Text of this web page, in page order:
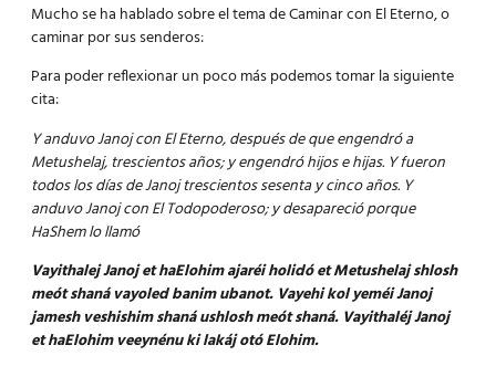
Mucho se ha hablado sobre el tema de Caminar con El Eterno, o
caminar por sus senderos:
Para poder reflexionar un poco más podemos tomar la siguiente
cita:
Y anduvo Janoj con El Eterno, después de que engendró a
Metushelaj, trescientos años; y engendró hijos e hijas. Y fueron
todos los días de Janoj trescientos sesenta y cinco años. Y
anduvo Janoj con El Todopoderoso; y desapareció porque
HaShem lo llamó
Vayithalej Janoj et haElohim ajaréi holidó et Metushelaj shlosh
meót shaná vayoled banim ubanot. Vayehi kol yeméi Janoj
jamesh veshishim shaná ushlosh meót shaná. Vayithaléj Janoj
et haElohim veeynénu ki lakáj otó Elohim.